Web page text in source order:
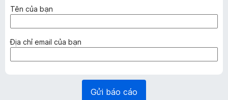
Tên của bạn
ắ
t
u
Địa chỉ email của bạn
ắ
b
Gửi báo cáo